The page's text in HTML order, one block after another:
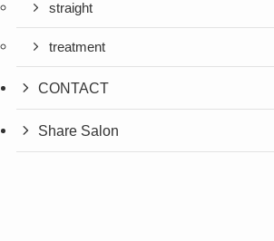
straight
treatment
CONTACT
Share Salon